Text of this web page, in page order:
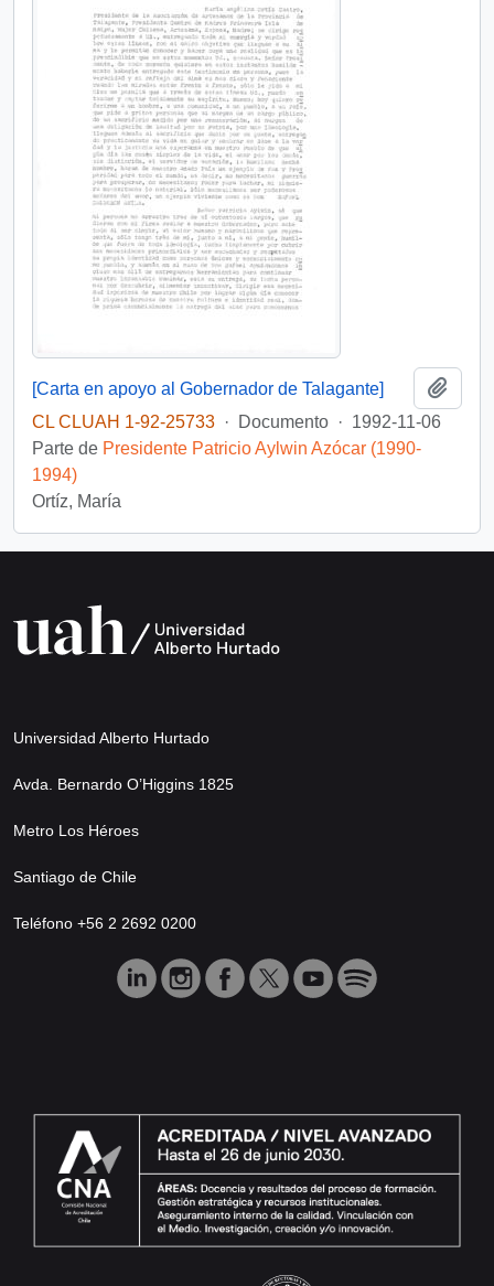
[Carta en apoyo al Gobernador de Talagante]
CL CLUAH 1-92-25733 · Documento · 1992-11-06
Parte de Presidente Patricio Aylwin Azócar (1990-
1994)
Ortíz, María
Universidad Alberto Hurtado
Avda. Bernardo O’Higgins 1825
Metro Los Héroes
Santiago de Chile
Teléfono +56 2 2692 0200